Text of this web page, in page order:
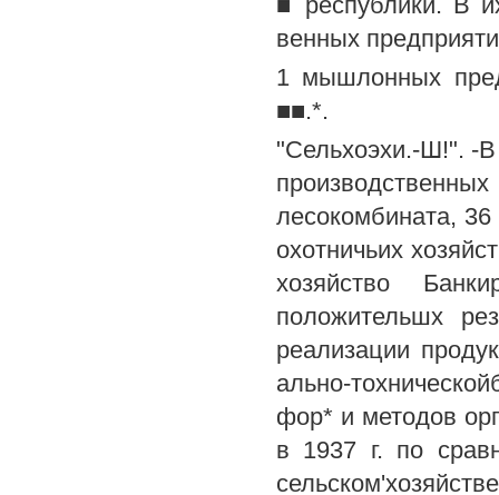
венных
1 мышлонных
■■.*.
"Сельхоэхи.-Ш!". -В
лесокомбината,
охотничьих
хозяйство
положительшх
реализации
ально-
фор* и методов
в 1937 г. по